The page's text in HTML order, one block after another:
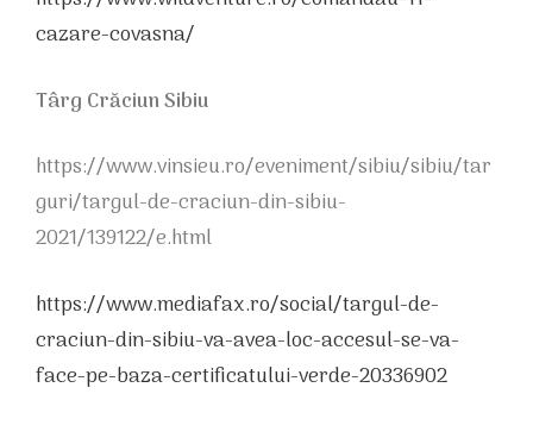
cazare-covasna/
Târg Crăciun Sibiu
https://www.vinsieu.ro/eveniment/sibiu/sibiu/tar
guri/targul-de-craciun-din-sibiu-
2021/139122/e.html
https://www.mediafax.ro/social/targul-de-
craciun-din-sibiu-va-avea-loc-accesul-se-va-
face-pe-baza-certificatului-verde-20336902